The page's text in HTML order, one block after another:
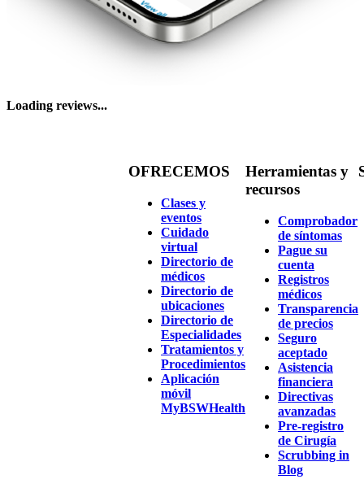
Loading reviews...
OFRECEMOS
Clases y
eventos
Cuidado
virtual
Directorio de
médicos
Directorio de
ubicaciones
Directorio de
Especialidades
Tratamientos y
Procedimientos
Aplicación
móvil
MyBSWHealth
Herramientas y
recursos
Comprobador
de síntomas
Pague su
cuenta
Registros
médicos
Transparencia
de precios
Seguro
aceptado
Asistencia
financiera
Directivas
avanzadas
Pre-registro
de Cirugía
Scrubbing in
Blog